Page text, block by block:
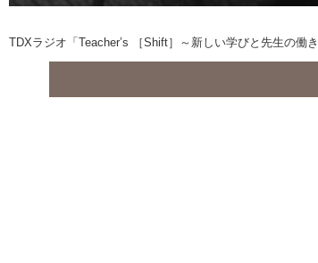
TDXラジオ「Teacher’s ［Shift］～新しい学びと先生の働